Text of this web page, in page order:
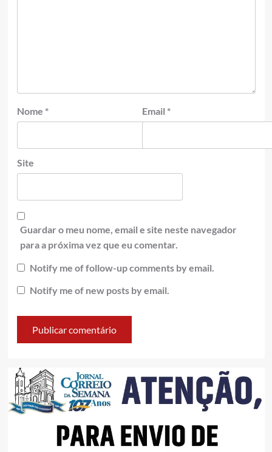
Nome * Email *
Site
Guardar o meu nome, email e site neste navegador
para a próxima vez que eu comentar.
Notify me of follow-up comments by email.
Notify me of new posts by email.